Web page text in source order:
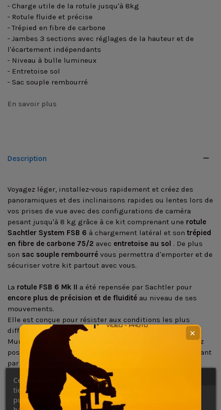
- Charge utile de la rotule jusqu'à 8kg
- Rotule fluide et précise
- Trépied en fibre de carbone
- Jambes 3 sections avec réglages de la hauteur et de
l'écartement indépendants
- Niveau à bulle lumineux
- Entretoise sol
- Sac souple rembourré
En savoir plus
Description
Voyagez léger, installez-vous rapidement et créez des
panoramiques et des inclinaisons rapides ou lentes lors de
vos prises de vue avec des configurations de caméra
pesant jusqu'à 8 kg grâce à ce kit comprenant une rotule
Sachtler System FSB 6 à chargement latéral et son trépied
en fibre de carbone 75/2 avec entretoise au sol . De plus
son sac souple rembourré vous permettra d'emporter et de
sécuriser votre kit partout avec vous.
La rotule FSB 6 Mk II a été repensée par Sachtler pour
encore plus de précision et de fluidité au niveau de ses
mouvements.
Elle est conçue pour résister aux conditions les plus
difficiles.
Munie d'une
plaque de caméra Sideload S
, vous pourrez
positionner solidement votre caméra à la tête en l'insérant
par le haut pour une fixation rapide.
Grâce à son niveau à bulle lumineux
quelle hauteur, vous pouvez travailler de jour comme de
nuit.
Ce site Web utilise ses propres cookies et ceux de
tiers pour améliorer nos services et vous montrer des
publicités liées à vos préférences en analysant vos
✕